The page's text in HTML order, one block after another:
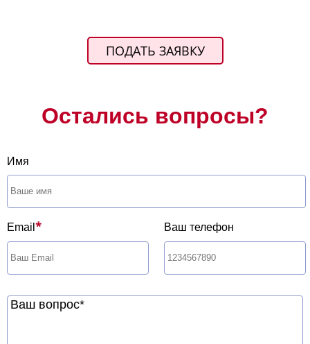
ПОДАТЬ ЗАЯВКУ
Остались вопросы?
Имя
Email * Ваш телефон